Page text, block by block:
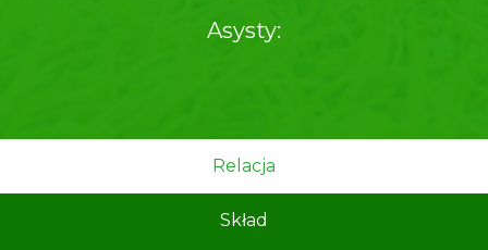
Asysty:
Relacja
Skład